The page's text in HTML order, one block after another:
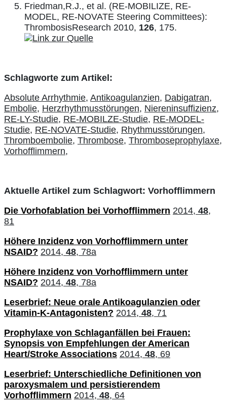
Friedman,R.J., et al. (RE-MOBILIZE, RE-
MODEL, RE-NOVATE Steering Committees):
ThrombosisResearch 2010, 126, 175.
Schlagworte zum Artikel:
Absolute Arrhythmie, Antikoagulanzien, Dabigatran,
Embolie, Herzrhythmusstörungen, Niereninsuffizienz,
RE-LY-Studie, RE-MOBILZE-Studie, RE-MODEL-
Studie, RE-NOVATE-Studie, Rhythmusstörungen,
Thromboembolie, Thrombose, Thromboseprophylaxe,
Vorhofflimmern,
Aktuelle Artikel zum Schlagwort: Vorhofflimmern
Die Vorhofablation bei Vorhofflimmern 2014, 48,
81
Höhere Inzidenz von Vorhofflimmern unter
NSAID? 2014, 48, 78a
Höhere Inzidenz von Vorhofflimmern unter
NSAID? 2014, 48, 78a
Leserbrief: Neue orale Antikoagulanzien oder
Vitamin-K-Antagonisten? 2014, 48, 71
Prophylaxe von Schlaganfällen bei Frauen:
Synopsis von Empfehlungen der American
Heart/Stroke Associations 2014, 48, 69
Leserbrief: Unterschiedliche Definitionen von
paroxysmalem und persistierendem
Vorhofflimmern 2014, 48, 64